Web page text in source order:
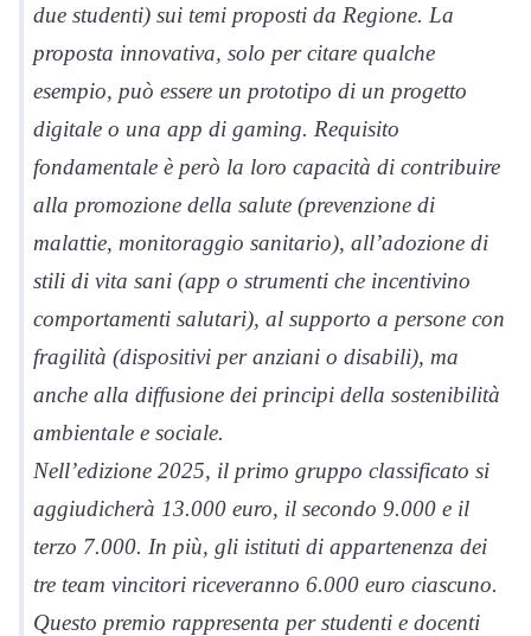
due studenti) sui temi proposti da Regione. La
proposta innovativa, solo per citare qualche
esempio, può essere un prototipo di un progetto
digitale o una app di gaming. Requisito
fondamentale è però la loro capacità di contribuire
alla promozione della salute (prevenzione di
malattie, monitoraggio sanitario), all’adozione di
stili di vita sani (app o strumenti che incentivino
comportamenti salutari), al supporto a persone con
fragilità (dispositivi per anziani o disabili), ma
anche alla diffusione dei principi della sostenibilità
ambientale e sociale.
Nell’edizione 2025, il primo gruppo classificato si
aggiudicherà 13.000 euro, il secondo 9.000 e il
terzo 7.000. In più, gli istituti di appartenenza dei
tre team vincitori riceveranno 6.000 euro ciascuno.
Questo premio rappresenta per studenti e docenti